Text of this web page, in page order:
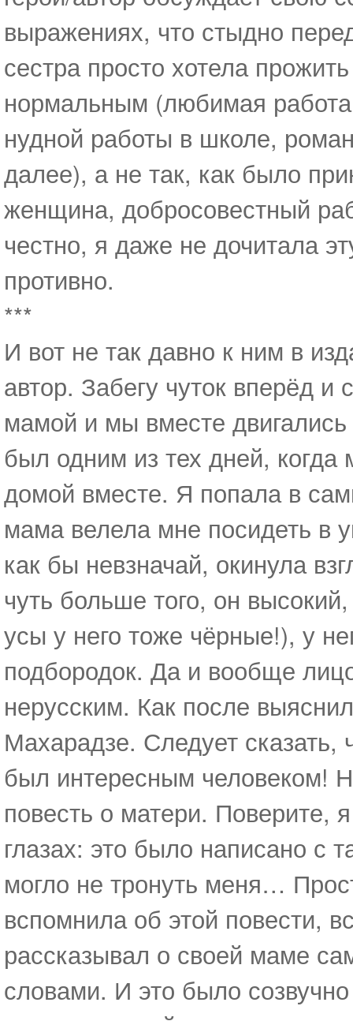
выражениях, что стыдно
сестра просто хотела
нормальным (любимая
нудной работы в школе,
далее), а не так, как было
женщина, добросовестный
честно, я даже не дочитала
противно.
***
И вот не так давно к ним в
автор. Забегу чуток вперёд и
мамой и мы вместе
был одним из тех дней,
домой вместе. Я попала в
мама велела мне посидеть в
как бы невзначай, окинула
чуть больше того, он
усы у него тоже чёрные!), у
подбородок. Да и вообще
нерусским. Как после
Махарадзе. Следует сказать,
был интересным человеком!
повесть о матери. Поверите,
глазах: это было написано с
могло не тронуть меня…
вспомнила об этой повести,
рассказывал о своей маме
словами. И это было